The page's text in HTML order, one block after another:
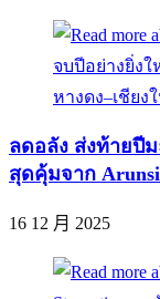
ลดอลัง ส่งท้ายปี
สุดคุ้มจาก
16 12 月 2025